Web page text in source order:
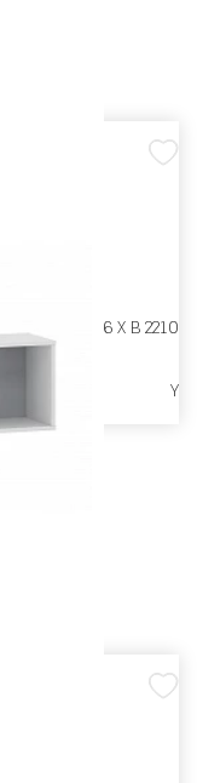
Ш 870 X Г 586 X В 2210
Y